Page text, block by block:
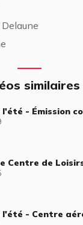
similaires
l'été - Émission
Centre de
l'été - Centre